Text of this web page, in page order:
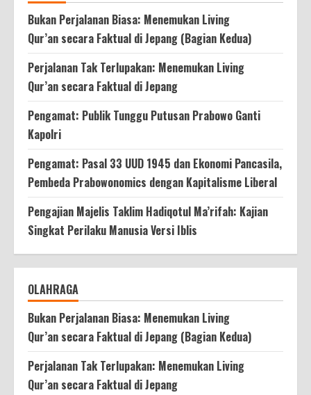
Bukan Perjalanan Biasa: Menemukan Living
Qur’an secara Faktual di Jepang (Bagian Kedua)
Perjalanan Tak Terlupakan: Menemukan Living
Qur’an secara Faktual di Jepang
Pengamat: Publik Tunggu Putusan Prabowo Ganti
Kapolri
Pengamat: Pasal 33 UUD 1945 dan Ekonomi Pancasila,
Pembeda Prabowonomics dengan Kapitalisme Liberal
Pengajian Majelis Taklim Hadiqotul Ma’rifah: Kajian
Singkat Perilaku Manusia Versi Iblis
OLAHRAGA
Bukan Perjalanan Biasa: Menemukan Living
Qur’an secara Faktual di Jepang (Bagian Kedua)
Perjalanan Tak Terlupakan: Menemukan Living
Qur’an secara Faktual di Jepang